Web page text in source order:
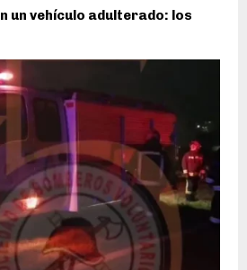
un vehículo adulterado: los